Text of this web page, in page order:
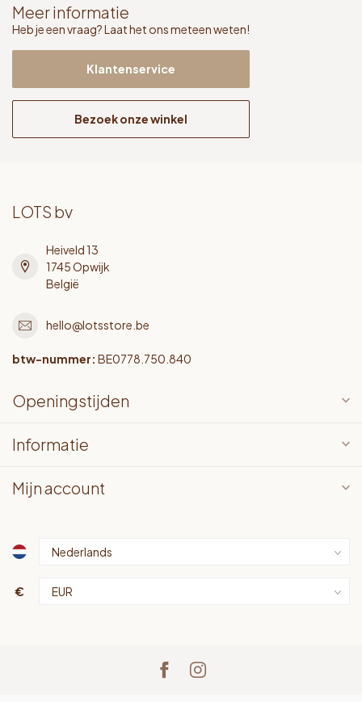
Meer informatie
Heb je een vraag? Laat het ons meteen weten!
Klantenservice
Bezoek onze winkel
LOTS bv
Heiveld 13
1745 Opwijk
België
hello@lotsstore.be
btw-nummer: BE0778.750.840
Openingstijden
Informatie
Mijn account
€